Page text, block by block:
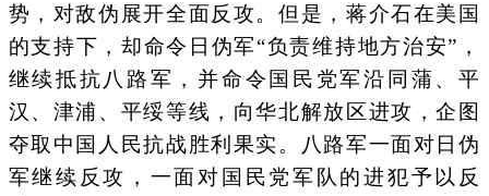
势，对敌伪展开全面反攻。但是，蒋介石在美国
的支持下，却命令日伪军“负责维持地方治安”，
继续抵抗八路军，并命令国民党军沿同蒲、平
汉、津浦、平绥等线，向华北解放区进攻，企图
夺取中国人民抗战胜利果实。八路军一面对日伪
军继续反攻，一面对国民党军队的进犯予以反